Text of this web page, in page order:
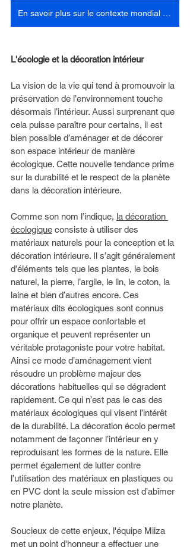
En savoir plus sur le contexte mondial echologique
L'écologie et la décoration intérieur
La vision de la vie qui tend à promouvoir la
préservation de l’environnement touche
désormais l’intérieur. Aussi surprenant que
cela puisse paraître pour certains, il est
bien possible d’aménager et de décorer
son espace intérieur de manière
écologique. Cette nouvelle tendance prime
sur la durabilité et le respect de la planète
dans la décoration intérieure.
Comme son nom l’indique, la décoration
écologique consiste à utiliser des
matériaux naturels pour la conception et la
décoration intérieure. Il s’agit généralement
d’éléments tels que les plantes, le bois
naturel, la pierre, l’argile, le lin, le coton, la
laine et bien d’autres encore. Ces
matériaux dits écologiques sont connus
pour offrir un espace confortable et
organique et peuvent représenter un
véritable protagoniste pour votre habitat.
Ainsi ce mode d’aménagement vient
résoudre un problème majeur des
décorations habituelles qui se dégradent
rapidement. Ce qui n’est pas le cas des
matériaux écologiques qui visent l’intérêt
de la durabilité. La décoration écolo permet
notamment de façonner l’intérieur en y
reproduisant les formes de la nature. Elle
permet également de lutter contre
l’utilisation des matériaux en plastiques ou
en PVC dont la seule mission est d’abîmer
notre planète.
Soucieux de cette enjeux, l'équipe Miiza
met un point d'honneur a effectuer une